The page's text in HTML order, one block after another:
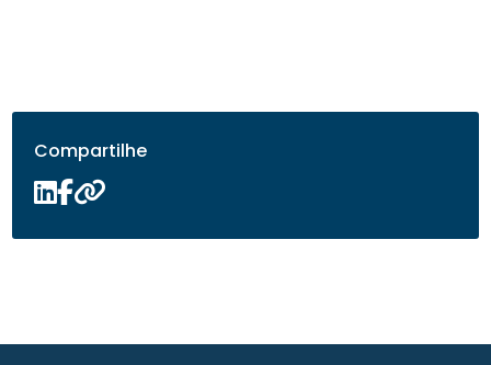
Compartilhe